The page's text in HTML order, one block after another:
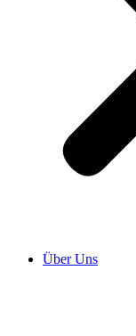
Über Uns